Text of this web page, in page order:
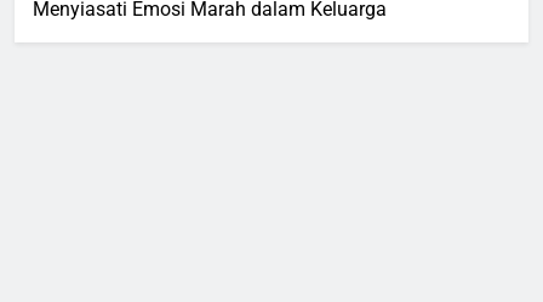
Menyiasati Emosi Marah dalam Keluarga